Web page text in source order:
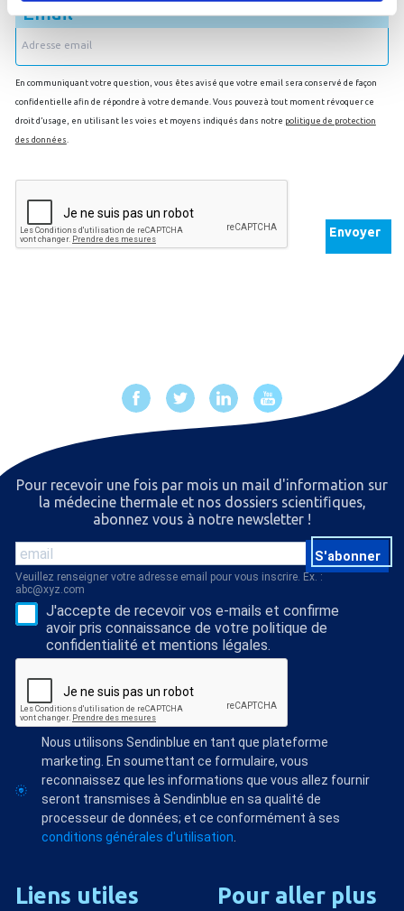
Email
En communiquant votre question, vous êtes avisé que votre email sera conservé de façon
confidentielle afin de répondre à votre demande. Vous pouvez à tout moment révoquer ce
droit d’usage, en utilisant les voies et moyens indiqués dans notre politique de protection
des données
Envoyer
Pour recevoir une fois par mois un mail d'information sur
la médecine thermale et nos dossiers scientiﬁques,
abonnez vous à notre newsletter !
S'abonner
Veuillez renseigner votre adresse email pour vous inscrire. Ex. :
abc@xyz.com
J'accepte de recevoir vos e-mails et confirme
avoir pris connaissance de votre politique de
confidentialité et mentions légales.
Nous utilisons Sendinblue en tant que plateforme
marketing. En soumettant ce formulaire, vous
reconnaissez que les informations que vous allez fournir
seront transmises à Sendinblue en sa qualité de
processeur de données; et ce conformément à ses
conditions générales d'utilisation.
Liens utiles Pour aller plus